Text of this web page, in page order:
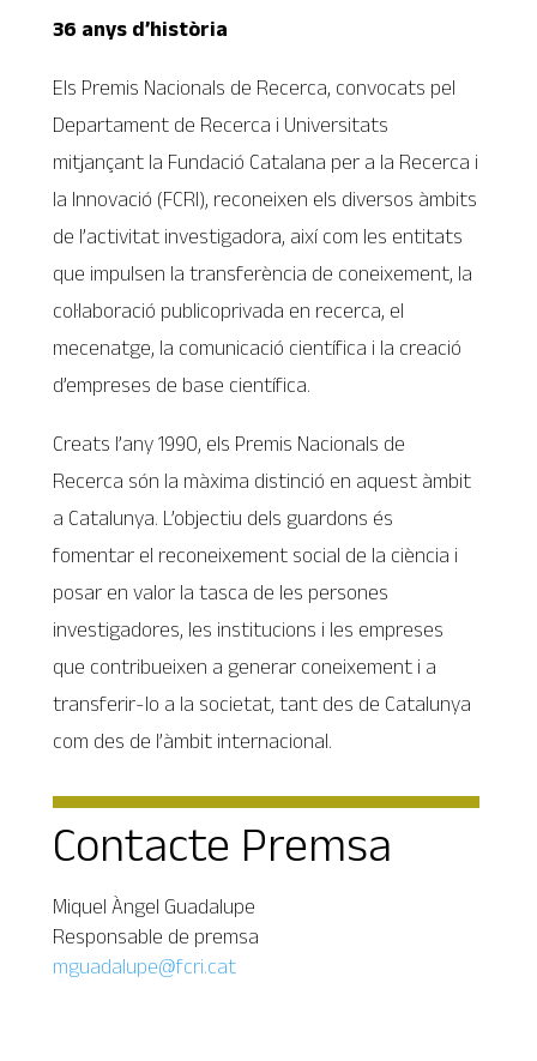
36 anys d’història
Els Premis Nacionals de Recerca, convocats pel
Departament de Recerca i Universitats
mitjançant la Fundació Catalana per a la Recerca i
la Innovació (FCRI), reconeixen els diversos àmbits
de l’activitat investigadora, així com les entitats
que impulsen la transferència de coneixement, la
col·laboració publicoprivada en recerca, el
mecenatge, la comunicació científica i la creació
d’empreses de base científica.
Creats l’any 1990, els Premis Nacionals de
Recerca són la màxima distinció en aquest àmbit
a Catalunya. L’objectiu dels guardons és
fomentar el reconeixement social de la ciència i
posar en valor la tasca de les persones
investigadores, les institucions i les empreses
que contribueixen a generar coneixement i a
transferir-lo a la societat, tant des de Catalunya
com des de l’àmbit internacional.
Contacte Premsa
Miquel Àngel Guadalupe
Responsable de premsa
mguadalupe@fcri.cat